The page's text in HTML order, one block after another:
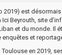
2019) est
Beyrouth, site
et du monde. Il
et
en 2019,